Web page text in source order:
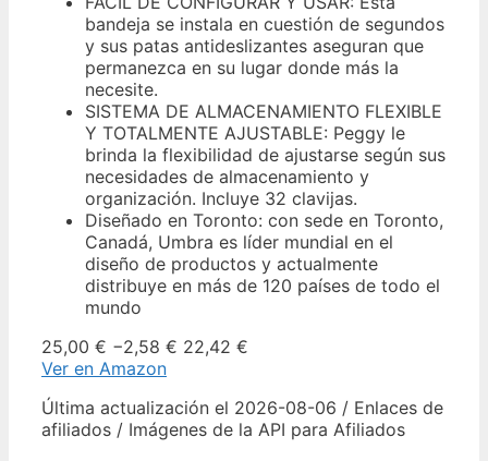
bandeja se instala en cuestión de segundos
y sus patas antideslizantes aseguran que
permanezca en su lugar donde más la
necesite.
SISTEMA DE ALMACENAMIENTO FLEXIBLE
Y TOTALMENTE AJUSTABLE: Peggy le
brinda la flexibilidad de ajustarse según sus
necesidades de almacenamiento y
organización. Incluye 32 clavijas.
Diseñado en Toronto: con sede en Toronto,
Canadá, Umbra es líder mundial en el
diseño de productos y actualmente
distribuye en más de 120 países de todo el
mundo
25,00 € −2,58 € 22,42 €
Ver en Amazon
Última actualización el 2026-08-06 / Enlaces de
afiliados / Imágenes de la API para Afiliados